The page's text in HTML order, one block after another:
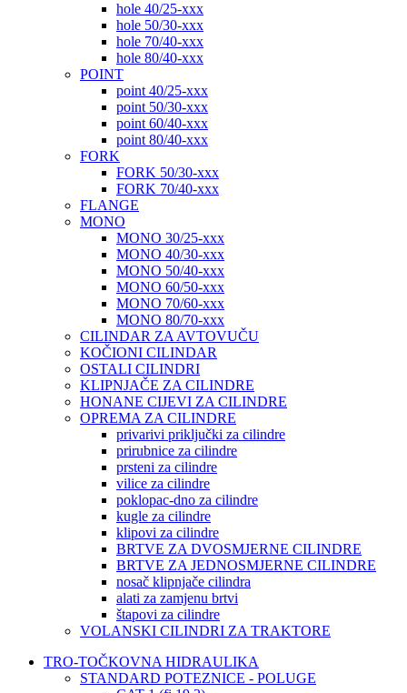
hole 40/25-xxx
hole 50/30-xxx
hole 70/40-xxx
hole 80/40-xxx
POINT
point 40/25-xxx
point 50/30-xxx
point 60/40-xxx
point 80/40-xxx
FORK
FORK 50/30-xxx
FORK 70/40-xxx
FLANGE
MONO
MONO 30/25-xxx
MONO 40/30-xxx
MONO 50/40-xxx
MONO 60/50-xxx
MONO 70/60-xxx
MONO 80/70-xxx
CILINDAR ZA AVTOVUČU
KOČIONI CILINDAR
OSTALI CILINDRI
KLIPNJAČE ZA CILINDRE
HONANE CIJEVI ZA CILINDRE
OPREMA ZA CILINDRE
privarivi priključki za cilindre
prirubnice za cilindre
prsteni za cilindre
vilice za cilindre
poklopac-dno za cilindre
kugle za cilindre
klipovi za cilindre
BRTVE ZA DVOSMJERNE CILINDRE
BRTVE ZA JEDNOSMJERNE CILINDRE
nosač klipnjače cilindra
alati za zamjenu brtvi
štapovi za cilindre
VOLANSKI CILINDRI ZA TRAKTORE
TRO-TOČKOVNA HIDRAULIKA
STANDARD POTEZNICE - POLUGE